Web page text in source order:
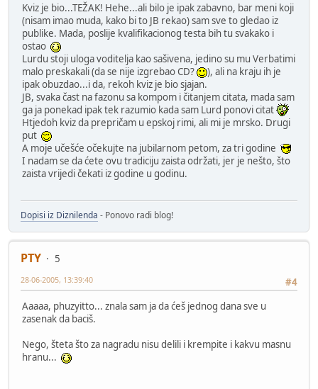
Kviz je bio...TEŽAK! Hehe...ali bilo je ipak zabavno, bar meni koji
(nisam imao muda, kako bi to JB rekao) sam sve to gledao iz
publike. Mada, poslije kvalifikacionog testa bih tu svakako i
ostao
Lurdu stoji uloga voditelja kao sašivena, jedino su mu Verbatimi
malo preskakali (da se nije izgrebao CD?
), ali na kraju ih je
ipak obuzdao...i da, rekoh kviz je bio sjajan.
JB, svaka čast na fazonu sa kompom i čitanjem citata, mada sam
ga ja ponekad ipak tek razumio kada sam Lurd ponovi citat
Htjedoh kviz da prepričam u epskoj rimi, ali mi je mrsko. Drugi
put
A moje učešće očekujte na jubilarnom petom, za tri godine
I nadam se da ćete ovu tradiciju zaista održati, jer je nešto, što
zaista vrijedi čekati iz godine u godinu.
Dopisi iz Diznilenda - Ponovo radi blog!
PTY
5
#4
28-06-2005, 13:39:40
Aaaaa, phuzyitto... znala sam ja da ćeš jednog dana sve u
zasenak da baciš.
Nego, šteta što za nagradu nisu delili i krempite i kakvu masnu
hranu...